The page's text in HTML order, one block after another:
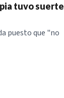
tuvo suerte
puesto que "no